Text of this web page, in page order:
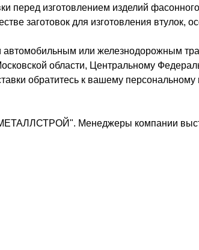
перед изготовлением изделий
заготовок для изготовления втулок,
или железнодорожным
области, Центральному
обратитесь к вашему
Менеджеры компании